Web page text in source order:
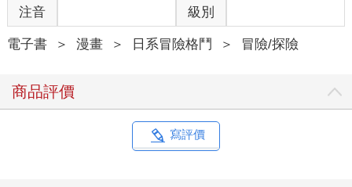
注音 級別
電子書 ＞ 漫畫 ＞ 日系冒險格鬥 ＞ 冒險/探險
商品評價
寫評價